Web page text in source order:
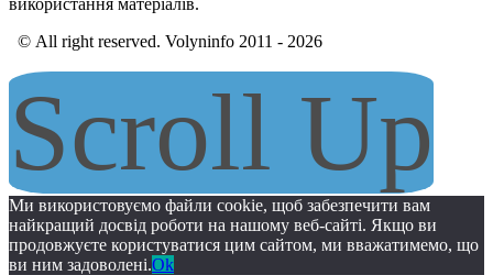
© All right reserved. Volyninfo 2011 - 2026
Scroll Up
Ми використовуємо файли cookie, щоб забезпечити вам
найкращий досвід роботи на нашому веб-сайті. Якщо ви
продовжуєте користуватися цим сайтом, ми вважатимемо, що
ви ним задоволені.Ok